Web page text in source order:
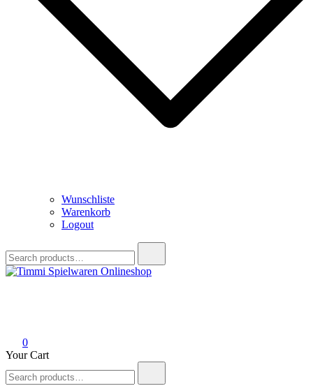
Wunschliste
Warenkorb
Logout
for:
0
Your Cart
for: